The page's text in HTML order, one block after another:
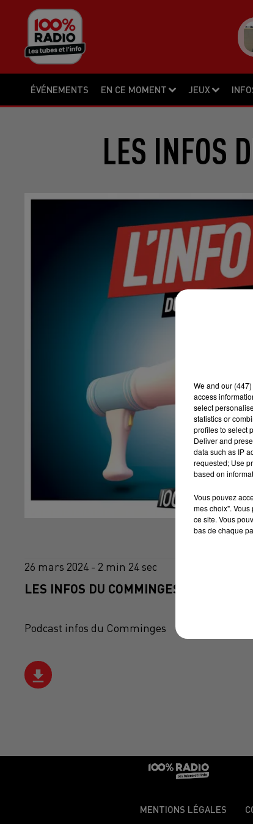
ÉVÉNEMENTS EN CE MOMENT JEUX
LES INFOS
26 mars 2024 - 2 min 24 sec
LES INFOS DU COMMINGES DU 26/03/
Podcast infos du Comminges
MENTIONS LÉGALES
We and our
access
select
statistics or
profiles to select
Deliver and
data such as IP
requested; Use
based on
Vous pouvez
mes choix".
ce site. Vous
bas de chaque